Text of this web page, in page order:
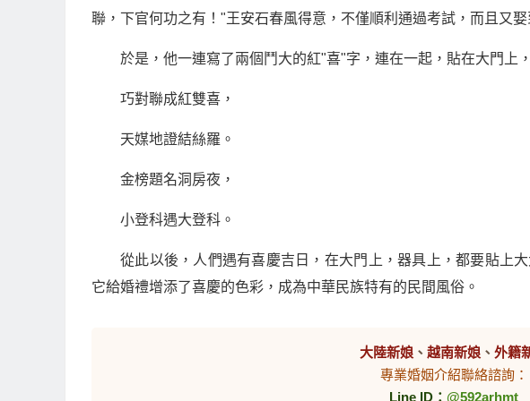
聯，下官何功之有！"王安石春風得意，不僅順利通過考試，而且又
於是，他一連寫了兩個鬥大的紅"喜"字，連在一起，貼在大門上
巧對聯成紅雙喜，
天媒地證結絲羅。
金榜題名洞房夜，
小登科遇大登科。
從此以後，人們遇有喜慶吉日，在大門上，器具上，都要貼上
它給婚禮增添了喜慶的色彩，成為中華民族特有的民間風俗。
大陸新娘 、越南新娘 、外籍
專業婚姻介紹聯絡諮詢：
Line ID：@592arhmt